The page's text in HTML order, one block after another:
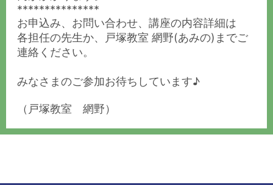
***************
お申込み、お問い合わせ、講座の内容詳細は
各担任の先生か、戸塚教室 網野(あみの)までご
連絡ください。
みなさまのご参加お待ちしています♪
（戸塚教室 網野）